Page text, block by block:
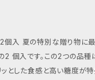
市で愛情込
2 個入です。この2つの品